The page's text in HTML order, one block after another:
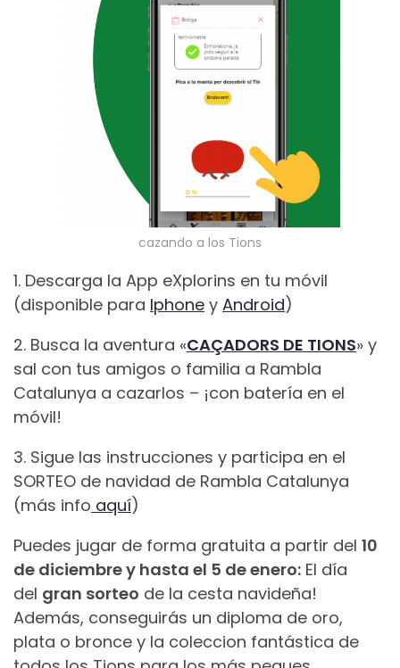
cazando a los Tions
1. Descarga la App eXplorins en tu móvil
(disponible para Iphone y Android)
2. Busca la aventura «CAÇADORS DE TIONS» y
sal con tus amigos o familia a Rambla
Catalunya a cazarlos – ¡con batería en el
móvil!
3. Sigue las instrucciones y participa en el
SORTEO de navidad de Rambla Catalunya
(más info aquí)
Puedes jugar de forma gratuita a partir del 10
de diciembre y hasta el 5 de enero: El día
del gran sorteo de la cesta navideña!
Además, conseguirás un diploma de oro,
plata o bronce y la coleccion fantástica de